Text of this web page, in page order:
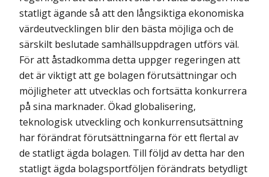
statligt ägande så att den långsiktiga ekonomiska
värde­utvecklingen blir den bästa möjliga och de
särskilt beslutade samhällsupp­dragen utförs väl.
För att åstadkomma detta uppger regeringen att
det är viktigt att ge bolagen förutsättningar och
möjligheter att utvecklas och fortsätta kon­kurrera
på sina marknader. Ökad globalisering,
teknologisk utveckling och konkurrens­utsättning
har förändrat förutsättningarna för ett flertal av
de statligt ägda bolagen. Till följd av detta har den
statligt ägda bolagsportföljen för­ändrats betydligt